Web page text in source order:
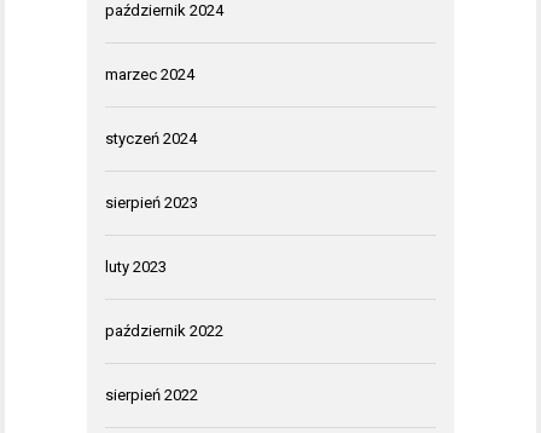
październik 2024
marzec 2024
styczeń 2024
sierpień 2023
luty 2023
październik 2022
sierpień 2022